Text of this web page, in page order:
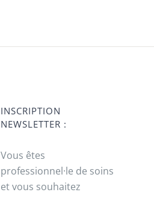
INSCRIPTION
NEWSLETTER :
Vous êtes
professionnel·le de soins
et vous souhaitez